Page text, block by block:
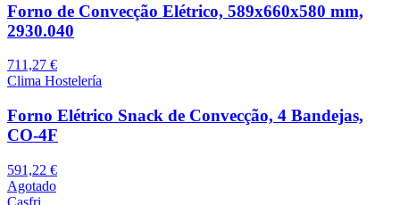
Forno de Convecção Elétrico, 589x660x580 mm,
2930.040
711,27 €
Clima Hostelería
Forno Elétrico Snack de Convecção, 4 Bandejas,
CO-4F
591,22 €
Agotado
Casfri